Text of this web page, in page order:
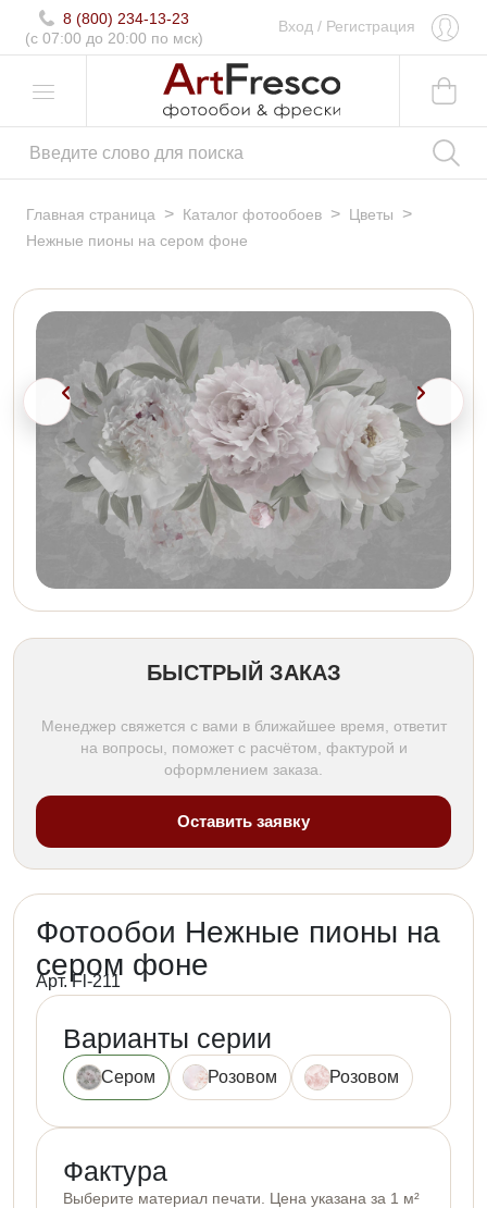
8 (800) 234-13-23
(c 07:00 до 20:00 по мск)
Вход / Регистрация
Главная страница > Каталог фотообоев > Цветы >
Нежные пионы на сером фоне
БЫСТРЫЙ ЗАКАЗ
Менеджер свяжется с вами в ближайшее время, ответит
на вопросы, поможет с расчётом, фактурой и
оформлением заказа.
Оставить заявку
Фотообои Нежные пионы на
сером фоне
Арт. Fl-211
Варианты серии
Сером Розовом Розовом
Фактура
Выберите материал печати. Цена указана за 1 м²